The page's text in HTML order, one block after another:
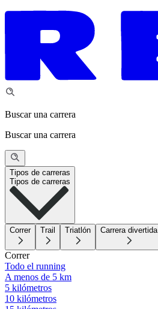
Buscar una carrera
Buscar una carrera
Tipos de carreras
Tipos de carreras
Correr Trail Triatlón Carrera divertida
Correr
Todo el running
A menos de 5 km
5 kilómetros
10 kilómetros